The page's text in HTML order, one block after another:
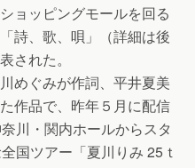
ョッピングモールを回る
詩、歌、唄」（詳細は後
された。
めぐみが作詞、平井夏美
作品で、昨年５月に配信
川・関内ホールからスタ
国ツアー「夏川りみ 25ｔ